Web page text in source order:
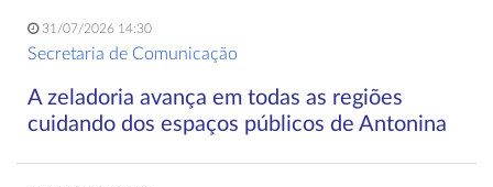
31/07/2026 14:30
Secretaria de Comunicação
A zeladoria avança em todas as regiões
cuidando dos espaços públicos de Antonina